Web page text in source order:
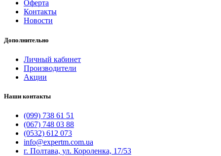
Оферта
Контакты
Новости
Дополнительно
Личный кабинет
Производители
Акции
Наши контакты
(099) 738 61 51
(067) 748 03 88
(0532) 612 073
info@expertm.com.ua
г. Полтава, ул. Короленка, 17/53